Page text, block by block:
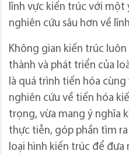
lĩnh vực kiến trúc với
nghiên cứu sâu hơn về
Không gian kiến trúc
thành và phát triển của
là quá trình tiến hóa cùng
nghiên cứu về tiến hóa
trọng, vừa mang ý nghĩa
thực tiễn, góp phần tìm
loại hình kiến trúc để đưa